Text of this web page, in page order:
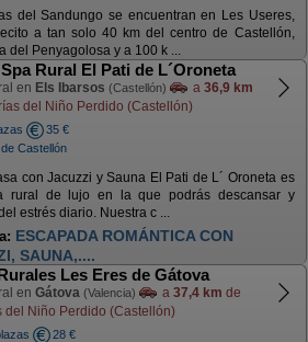
del Sandungo se encuentran en Les Useres,
a tan solo 40 km del centro de Castellón,
del Penyagolosa y a 100 k ...
Rural El Pati de L´Oroneta
en Els Ibarsos (Castellón) a 36,9 km
del Niño Perdido (Castellón)
35 €
Castellón
con Jacuzzi y Sauna El Pati de L´ Oroneta es
rural de lujo en la que podrás descansar y
estrés diario. Nuestra c ...
ESCAPADA ROMÁNTICA CON
SAUNA,....
Les Eres de Gátova
en Gátova (Valencia) a 37,4 km de
del Niño Perdido (Castellón)
28 €